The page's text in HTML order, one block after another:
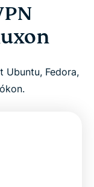
Ubuntu, Fedora,